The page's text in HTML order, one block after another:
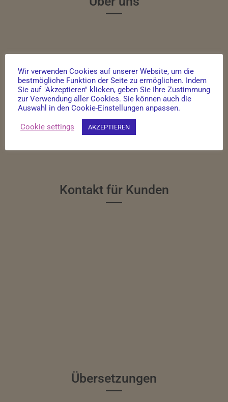
Kontakt für Kunden
Übersetzungen
Wir verwenden Cookies auf unserer Website, um die
bestmögliche Funktion der Seite zu ermöglichen. Indem
Sie auf "Akzeptieren" klicken, geben Sie Ihre Zustimmung
zur Verwendung aller Cookies. Sie können auch die
Auswahl in den Cookie-Einstellungen anpassen.
Cookie settings AKZEPTIEREN